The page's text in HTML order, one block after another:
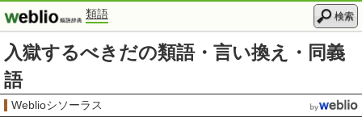
類語 検索
入獄するべきだの類語・言い換え・同義
語
Weblioシソーラス